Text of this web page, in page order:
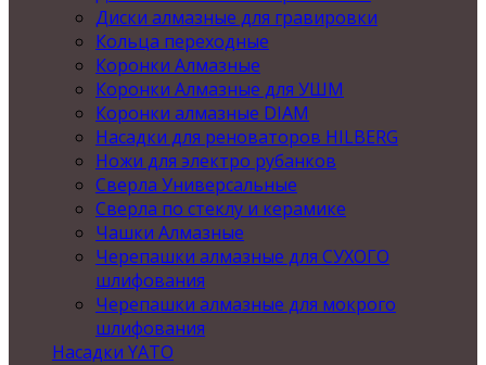
Диски алмазные для гравировки
Кольца переходные
Коронки Алмазные
Коронки Алмазные для УШМ
Коронки алмазные DIAM
Насадки для реноваторов HILBERG
Ножи для электро рубанков
Сверла Универсальные
Сверла по стеклу и керамике
Чашки Алмазные
Черепашки алмазные для СУХОГО
шлифования
Черепашки алмазные для мокрого
шлифования
Насадки YATO